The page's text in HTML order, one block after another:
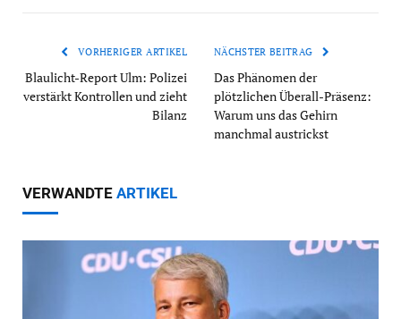
VORHERIGER ARTIKEL
Blaulicht-Report Ulm: Polizei
verstärkt Kontrollen und zieht
Bilanz
NÄCHSTER BEITRAG
Das Phänomen der
plötzlichen Überall-Präsenz:
Warum uns das Gehirn
manchmal austrickst
VERWANDTE ARTIKEL